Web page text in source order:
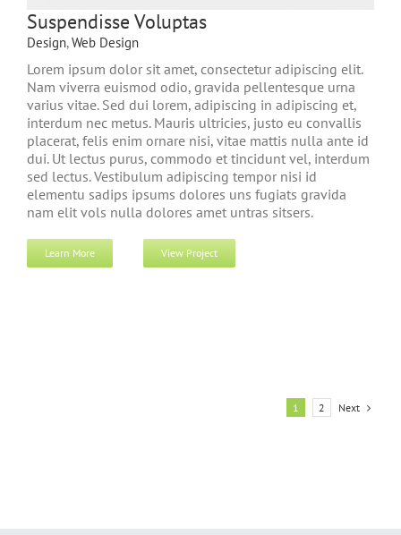
Suspendisse Voluptas
Design,Web Design
Lorem ipsum dolor sit amet, consectetur adipiscing elit.
Nam viverra euismod odio, gravida pellentesque urna
varius vitae. Sed dui lorem, adipiscing in adipiscing et,
interdum nec metus. Mauris ultricies, justo eu convallis
placerat, felis enim ornare nisi, vitae mattis nulla ante id
dui. Ut lectus purus, commodo et tincidunt vel, interdum
sed lectus. Vestibulum adipiscing tempor nisi id
elementu sadips ipsums dolores uns fugiats gravida
nam elit vols nulla dolores amet untras sitsers.
Learn More View Project
1 2 Next